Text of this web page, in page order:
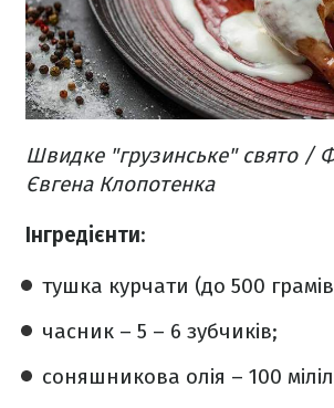
Швидке "грузинське" свято /
Євгена Клопотенка
Інгредієнти:
тушка курчати (до 500
часник – 5 – 6 зубчиків;
соняшникова олія – 100